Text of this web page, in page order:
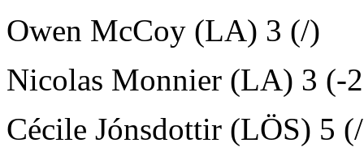
Owen McCoy (LA) 3 (/)
Nicolas Monnier (LA) 3 (-
Cécile Jónsdottir (LÖS) 5